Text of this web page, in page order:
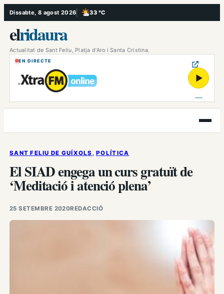
Vés
al
contingut
Dissabte, 8 agost 2026 33 °C
, Poc ennuvolat
elridaura
Actualitat de Sant Feliu, Platja d’Aro i Santa Cristina.
EN DIRECTE
▶
Obre
el
SANT FELIU DE GUÍXOLS , POLÍTICA
El SIAD engega un curs gratuït de
‘Meditació i atenció plena’
25 SETEMBRE 2020REDACCIÓ